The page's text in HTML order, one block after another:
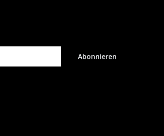
Abonnieren